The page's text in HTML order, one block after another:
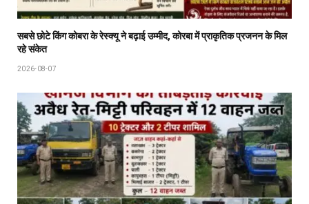
सबसे छोटे किंग कोबरा के रेस्क्यू ने बढ़ाई उम्मीद, कोरबा में प्राकृतिक प्रजनन के मिल
रहे संकेत
2026-08-07